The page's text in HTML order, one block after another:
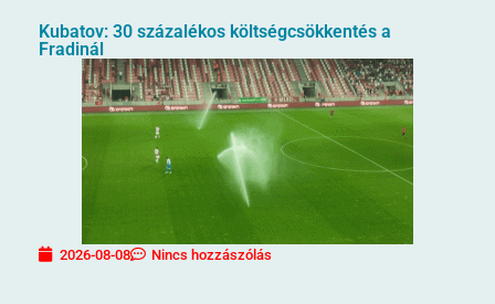
Kubatov: 30 százalékos költségcsökkentés a
Fradinál
2026-08-08 Nincs hozzászólás